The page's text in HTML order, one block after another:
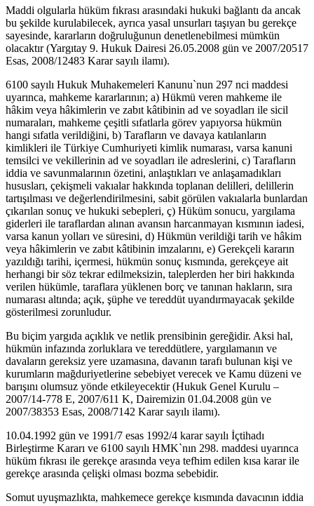
Maddi olgularla hüküm fıkrası arasındaki hukuki bağlantı da ancak
bu şekilde kurulabilecek, ayrıca yasal unsurları taşıyan bu gerekçe
sayesinde, kararların doğruluğunun denetlenebilmesi mümkün
olacaktır (Yargıtay 9. Hukuk Dairesi 26.05.2008 gün ve 2007/20517
Esas, 2008/12483 Karar sayılı ilamı).
6100 sayılı Hukuk Muhakemeleri Kanunu`nun 297 nci maddesi
uyarınca, mahkeme kararlarının; a) Hükmü veren mahkeme ile
hâkim veya hâkimlerin ve zabıt kâtibinin ad ve soyadları ile sicil
numaraları, mahkeme çeşitli sıfatlarla görev yapıyorsa hükmün
hangi sıfatla verildiğini, b) Tarafların ve davaya katılanların
kimlikleri ile Türkiye Cumhuriyeti kimlik numarası, varsa kanuni
temsilci ve vekillerinin ad ve soyadları ile adreslerini, c) Tarafların
iddia ve savunmalarının özetini, anlaştıkları ve anlaşamadıkları
hususları, çekişmeli vakıalar hakkında toplanan delilleri, delillerin
tartışılması ve değerlendirilmesini, sabit görülen vakıalarla bunlardan
çıkarılan sonuç ve hukuki sebepleri, ç) Hüküm sonucu, yargılama
giderleri ile taraflardan alınan avansın harcanmayan kısmının iadesi,
varsa kanun yolları ve süresini, d) Hükmün verildiği tarih ve hâkim
veya hâkimlerin ve zabıt kâtibinin imzalarını, e) Gerekçeli kararın
yazıldığı tarihi, içermesi, hükmün sonuç kısmında, gerekçeye ait
herhangi bir söz tekrar edilmeksizin, taleplerden her biri hakkında
verilen hükümle, taraflara yüklenen borç ve tanınan hakların, sıra
numarası altında; açık, şüphe ve tereddüt uyandırmayacak şekilde
gösterilmesi zorunludur.
Bu biçim yargıda açıklık ve netlik prensibinin gereğidir. Aksi hal,
hükmün infazında zorluklara ve tereddütlere, yargılamanın ve
davaların gereksiz yere uzamasına, davanın tarafı bulunan kişi ve
kurumların mağduriyetlerine sebebiyet verecek ve Kamu düzeni ve
barışını olumsuz yönde etkileyecektir (Hukuk Genel Kurulu –
2007/14-778 E, 2007/611 K, Dairemizin 01.04.2008 gün ve
2007/38353 Esas, 2008/7142 Karar sayılı ilamı).
10.04.1992 gün ve 1991/7 esas 1992/4 karar sayılı İçtihadı
Birleştirme Kararı ve 6100 sayılı HMK`nın 298. maddesi uyarınca
hüküm fıkrası ile gerekçe arasında veya tefhim edilen kısa karar ile
gerekçe arasında çelişki olması bozma sebebidir.
Somut uyuşmazlıkta, mahkemece gerekçe kısmında davacının iddia